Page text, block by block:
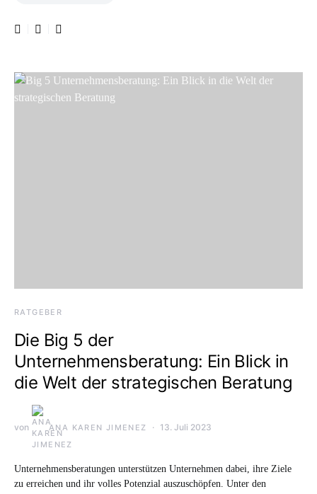
RATGEBER
Die Big 5 der
Unternehmensberatung: Ein Blick in
die Welt der strategischen Beratung
von ANA KAREN JIMENEZ 13. Juli 2023
Unternehmensberatungen unterstützen Unternehmen dabei, ihre Ziele
zu erreichen und ihr volles Potenzial auszuschöpfen. Unter den